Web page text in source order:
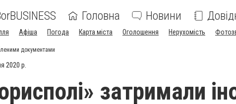
Головна Новини
Афіша Погода Карта міста Оголошення Нерухомість
документами
2020 р.
затримали